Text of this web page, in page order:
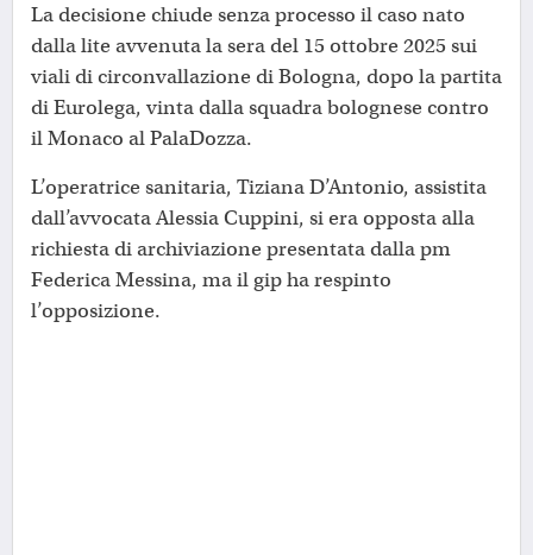
La decisione chiude senza processo il caso nato
dalla lite avvenuta la sera del 15 ottobre 2025 sui
viali di circonvallazione di Bologna, dopo la partita
di Eurolega, vinta dalla squadra bolognese contro
il Monaco al PalaDozza.
L’operatrice sanitaria, Tiziana D’Antonio, assistita
dall’avvocata Alessia Cuppini, si era opposta alla
richiesta di archiviazione presentata dalla pm
Federica Messina, ma il gip ha respinto
l’opposizione.